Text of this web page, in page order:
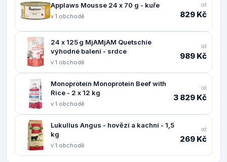
Applaws Mousse 24 x 70 g - kuře
v 1 obchodě
od
829 Kč
24 x 125 g MjAMjAM Quetschie
výhodné balení - srdce
v 1 obchodě
od
989 Kč
Monoprotein Monoprotein Beef with
Rice - 2 x 12 kg
v 1 obchodě
od
3 829 Kč
Lukullus Angus - hovězí a kachní - 1,5
kg
v 1 obchodě
od
269 Kč